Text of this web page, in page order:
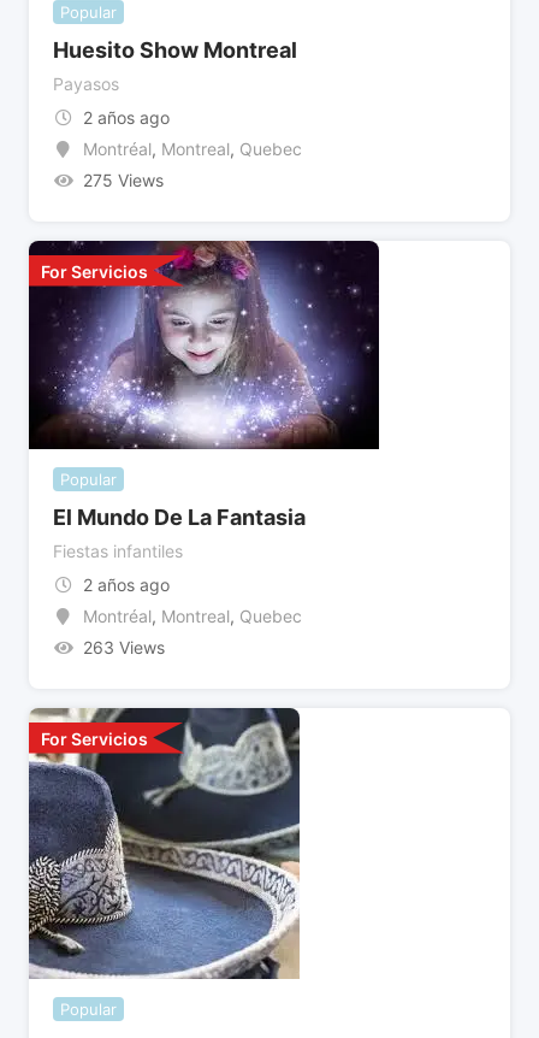
Popular
Huesito Show Montreal
Payasos
2 años ago
Montréal, Montreal, Quebec
275 Views
For Servicios
Popular
El Mundo De La Fantasia
Fiestas infantiles
2 años ago
Montréal, Montreal, Quebec
263 Views
For Servicios
Popular